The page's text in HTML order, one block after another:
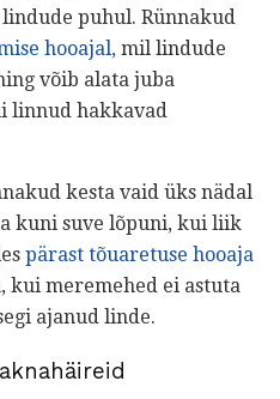
puhul. Rünnakud
hooajal, mil lindude
võib alata juba
linnud hakkavad
kesta vaid üks nädal
kuni suve lõpuni, kui liik
pärast tõuaretuse hooaja
kui meremehed ei astuta
ajanud linde.